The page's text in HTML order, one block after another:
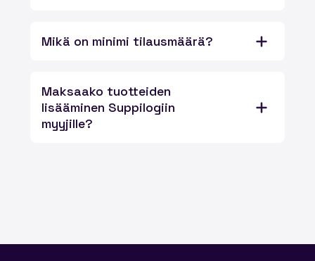
Mikä on minimi tilausmäärä?
Maksaako tuotteiden
lisääminen Suppilogiin
myyjille?